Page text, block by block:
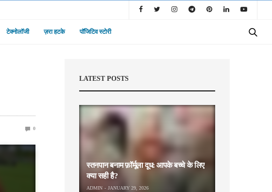
टेक्नोलॉजी ज़रा हटके पॉजिटिव स्टोरी
0
LATEST POSTS
स्तनपान बनाम फ़ॉर्मूला दूध: आपके बच्चे के लिए
क्या सही है?
ADMIN JANUARY 29, 2026